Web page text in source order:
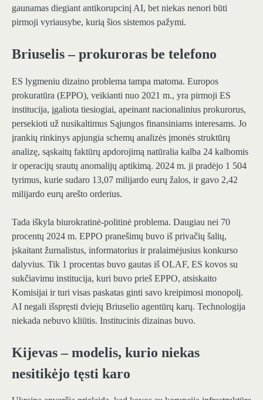
gaunamas diegiant antikorupcinį AI, bet niekas nenori būti
pirmoji vyriausybe, kurią šios sistemos pažymi.
Briuselis – prokuroras be telefono
ES lygmeniu dizaino problema tampa matoma. Europos
prokuratūra (EPPO), veikianti nuo 2021 m., yra pirmoji ES
institucija, įgaliota tiesiogiai, apeinant nacionalinius prokurorus,
persekioti už nusikaltimus Sąjungos finansiniams interesams. Jo
įrankių rinkinys apjungia schemų analizės įmonės struktūrų
analizę, sąskaitų faktūrų apdorojimą natūralia kalba 24 kalbomis
ir operacijų srautų anomalijų aptikimą. 2024 m. ji pradėjo 1 504
tyrimus, kurie sudaro 13,07 milijardo eurų žalos, ir gavo 2,42
milijardo eurų arešto orderius.
Tada iškyla biurokratinė-politinė problema. Daugiau nei 70
procentų 2024 m. EPPO pranešimų buvo iš privačių šalių,
įskaitant žurnalistus, informatorius ir pralaimėjusius konkurso
dalyvius. Tik 1 procentas buvo gautas iš OLAF, ES kovos su
sukčiavimu institucija, kuri buvo prieš EPPO, atsiskaito
Komisijai ir turi visas paskatas ginti savo kreipimosi monopolį.
AI negali išspręsti dviejų Briuselio agentūrų karų. Technologija
niekada nebuvo kliūtis. Institucinis dizainas buvo.
Kijevas – modelis, kurio niekas
nesitikėjo tęsti karo